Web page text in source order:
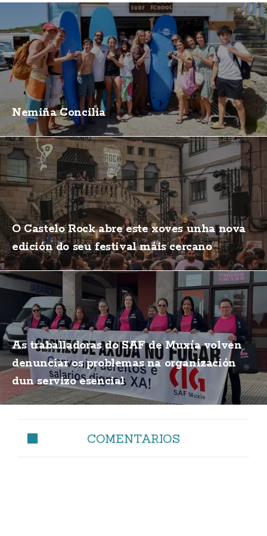
Nemiña Concilia
O Castelo Rock abre este xoves unha nova
edición do seu festival máis cercano
As traballadoras do SAF de Muxía volven
denunciar os problemas na organización
dun servizo esencial
COMENTARIOS